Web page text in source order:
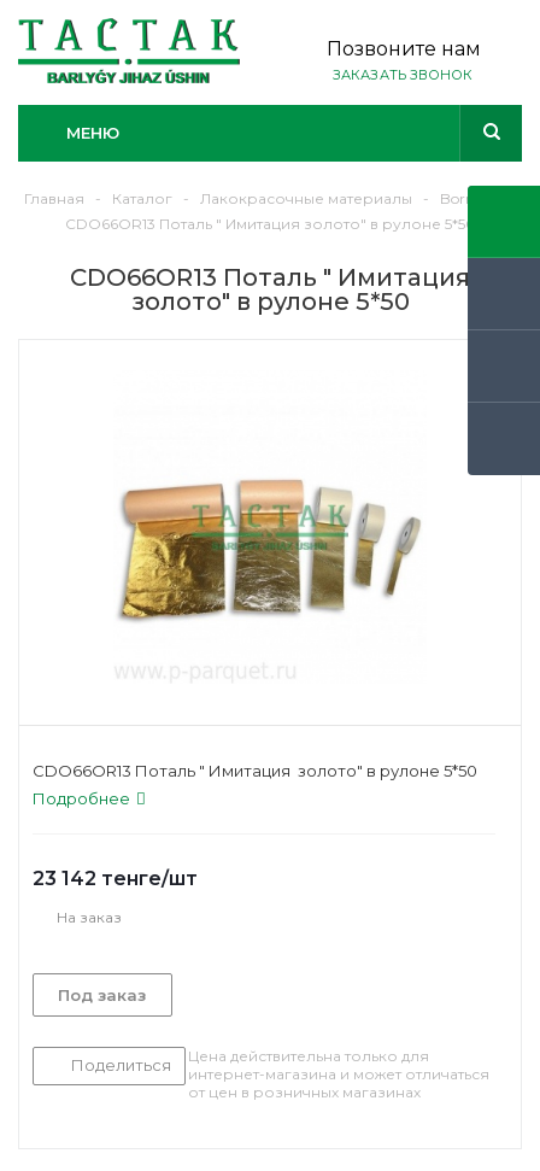
Позвоните нам
ЗАКАЗАТЬ ЗВОНОК
МЕНЮ
Главная - Каталог - Лакокрасочные материалы - Borma
CDO66OR13 Поталь " Имитация золото" в рулоне 5*50
CDO66OR13 Поталь " Имитация
золото" в рулоне 5*50
CDO66OR13 Поталь " Имитация золото" в рулоне 5*50
Подробнее
23 142 тенге/шт
На заказ
Под заказ
Поделиться
Цена действительна только для
интернет-магазина и может отличаться
от цен в розничных магазинах